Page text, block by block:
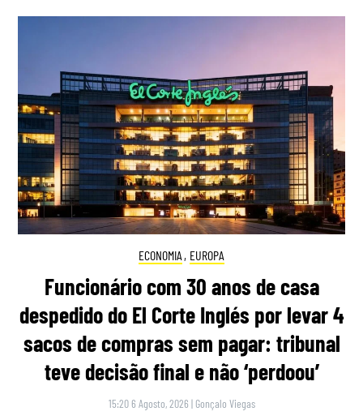
ECONOMIA , EUROPA
Funcionário com 30 anos de casa
despedido do El Corte Inglés por levar 4
sacos de compras sem pagar: tribunal
teve decisão final e não ‘perdoou’
15:20 6 Agosto, 2026 | Gonçalo Viegas